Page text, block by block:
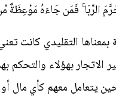
الرِّبَا ۚ فَمَن جَاءَهُ
بمعناها التقليدي
الاتجار بهؤلاء
يتعامل معهم كأي مال